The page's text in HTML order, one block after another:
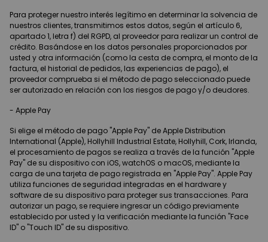
Para proteger nuestro interés legítimo en determinar la solvencia de
nuestros clientes, transmitimos estos datos, según el artículo 6,
apartado 1, letra f) del RGPD, al proveedor para realizar un control de
crédito. Basándose en los datos personales proporcionados por
usted y otra información (como la cesta de compra, el monto de la
factura, el historial de pedidos, las experiencias de pago), el
proveedor comprueba si el método de pago seleccionado puede
ser autorizado en relación con los riesgos de pago y/o deudores.
- Apple Pay
Si elige el método de pago "Apple Pay" de Apple Distribution
International (Apple), Hollyhill Industrial Estate, Hollyhill, Cork, Irlanda,
el procesamiento de pagos se realiza a través de la función "Apple
Pay" de su dispositivo con iOS, watchOS o macOS, mediante la
carga de una tarjeta de pago registrada en "Apple Pay". Apple Pay
utiliza funciones de seguridad integradas en el hardware y
software de su dispositivo para proteger sus transacciones. Para
autorizar un pago, se requiere ingresar un código previamente
establecido por usted y la verificación mediante la función "Face
ID" o "Touch ID" de su dispositivo.